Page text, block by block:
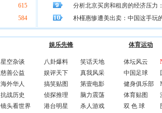
615
584
分析北京买房和租房的经济压力
朴槿惠惨遭美出卖：中国这手玩
星空杂谈
慈善公益
海外华人
抗战历史
镜头看世界
娱乐先锋
八卦爆料
笑话天地
娱评天下
真我风采
搞笑贴图
第壹电影
侦探推理
脑力震荡
港台明星
杀人游戏
体育运动
体坛风云
中国足球
健身俱乐部
体育贴图
双 色 球